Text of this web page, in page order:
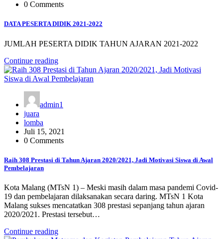
0 Comments
DATA PESERTA DIDIK 2021-2022
JUMLAH PESERTA DIDIK TAHUN AJARAN 2021-2022
Continue reading
admin1
juara
lomba
Juli 15, 2021
0 Comments
Raih 308 Prestasi di Tahun Ajaran 2020/2021, Jadi Motivasi Siswa di Awal
Pembelajaran
Kota Malang (MTsN 1) – Meski masih dalam masa pandemi Covid-
19 dan pembelajaran dilaksanakan secara daring. MTsN 1 Kota
Malang sukses mencatatkan 308 prestasi sepanjang tahun ajaran
2020/2021. Prestasi tersebut…
Continue reading